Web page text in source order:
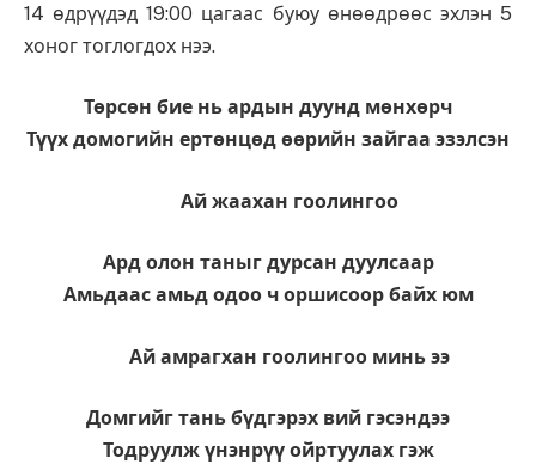
14 өдрүүдэд 19:00 цагаас буюу өнөөдрөөс эхлэн 5
хоног тоглогдох нээ.
Төрсөн бие нь ардын дуунд мөнхөрч
Түүх домогийн ертөнцөд өөрийн зайгаа эзэлсэн
Ай жаахан гоолингоо
Ард олон таныг дурсан дуулсаар
Амьдаас амьд одоо ч оршисоор байх юм
Ай амрагхан гоолингоо минь ээ
Домгийг тань бүдгэрэх вий гэсэндээ
Тодруулж үнэнрүү ойртуулах гэж